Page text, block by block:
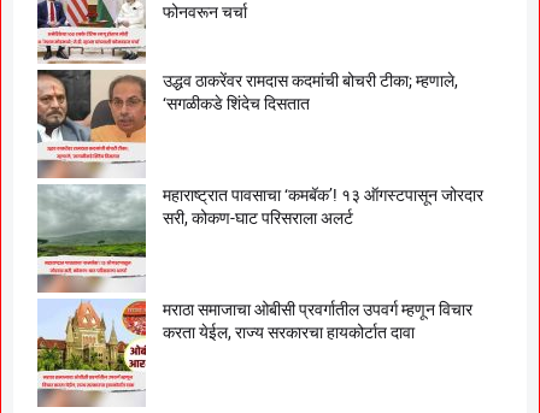
फोनवरून चर्चा
उद्धव ठाकरेंवर रामदास कदमांची बोचरी टीका; म्हणाले,
‘सगळीकडे शिंदेच दिसतात
महाराष्ट्रात पावसाचा ‘कमबॅक’! १३ ऑगस्टपासून जोरदार
सरी, कोकण-घाट परिसराला अलर्ट
मराठा समाजाचा ओबीसी प्रवर्गातील उपवर्ग म्हणून विचार
करता येईल, राज्य सरकारचा हायकोर्टात दावा